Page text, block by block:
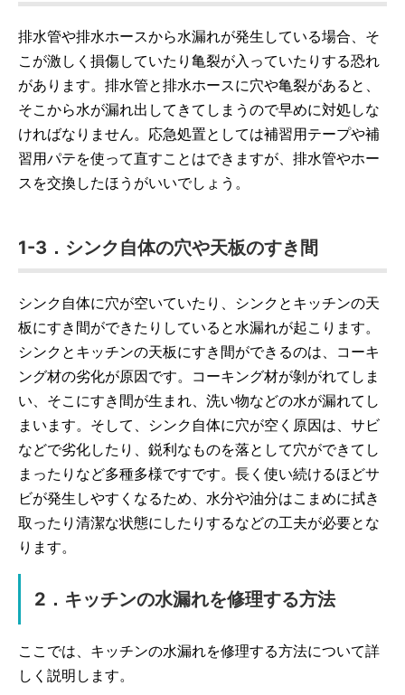
排水管や排水ホースから水漏れが発生している場合、そ
こが激しく損傷していたり亀裂が入っていたりする恐れ
があります。排水管と排水ホースに穴や亀裂があると、
そこから水が漏れ出してきてしまうので早めに対処しな
ければなりません。応急処置としては補習用テープや補
習用パテを使って直すことはできますが、排水管やホー
スを交換したほうがいいでしょう。
1-3．シンク自体の穴や天板のすき間
シンク自体に穴が空いていたり、シンクとキッチンの天
板にすき間ができたりしていると水漏れが起こります。
シンクとキッチンの天板にすき間ができるのは、コーキ
ング材の劣化が原因です。コーキング材が剝がれてしま
い、そこにすき間が生まれ、洗い物などの水が漏れてし
まいます。そして、シンク自体に穴が空く原因は、サビ
などで劣化したり、鋭利なものを落として穴ができてし
まったりなど多種多様ですです。長く使い続けるほどサ
ビが発生しやすくなるため、水分や油分はこまめに拭き
取ったり清潔な状態にしたりするなどの工夫が必要とな
ります。
2．キッチンの水漏れを修理する方法
ここでは、キッチンの水漏れを修理する方法について詳
しく説明します。